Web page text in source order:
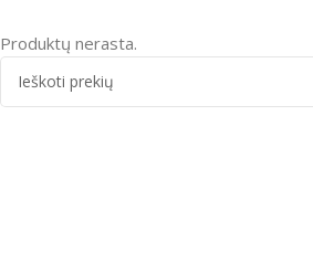
Produktų nerasta.